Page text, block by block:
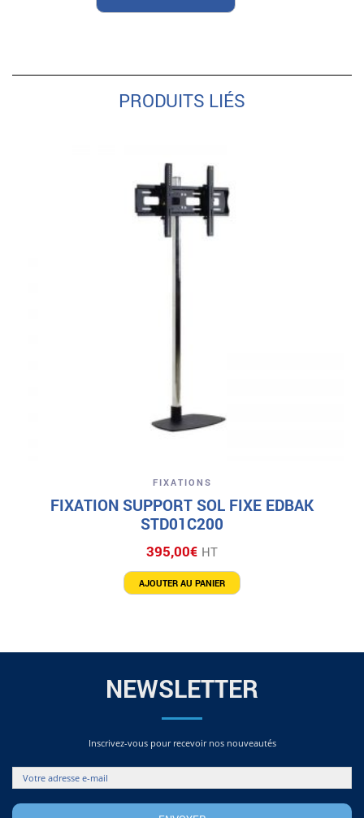
PRODUITS LIÉS
FIXATIONS
FIXATION SUPPORT SOL FIXE EDBAK
STD01C200
395,00€ HT
AJOUTER AU PANIER
NEWSLETTER
Inscrivez-vous pour recevoir nos nouveautés